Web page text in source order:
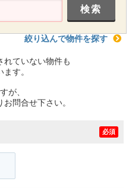
絞り込んで物件を探す
れていない物件も
す。
が、
問合せ下さい。
必須